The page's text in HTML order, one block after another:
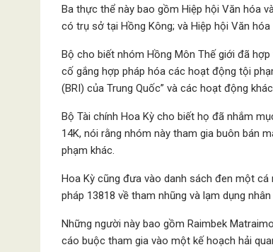
Ba thực thể này bao gồm Hiệp hội Văn hóa
có trụ sở tại Hồng Kông; và Hiệp hội Văn
Bộ cho biết nhóm Hồng Môn Thế giới đã
cố gắng hợp pháp hóa các hoạt động tội
(BRI) của Trung Quốc” và các hoạt động
Bộ Tài chính Hoa Kỳ cho biết họ đã nhắm
14K, nói rằng nhóm này tham gia buôn bán
phạm khác.
Hoa Kỳ cũng đưa vào danh sách đen một
pháp 13818 về tham nhũng và lạm dụng
Những người này bao gồm Raimbek
cáo buộc tham gia vào một kế hoạch hải